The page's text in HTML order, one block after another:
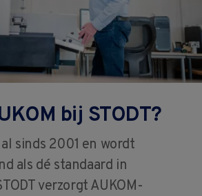
bij STODT?
sinds 2001 en wordt
als dé standaard in
verzorgt AUKOM-